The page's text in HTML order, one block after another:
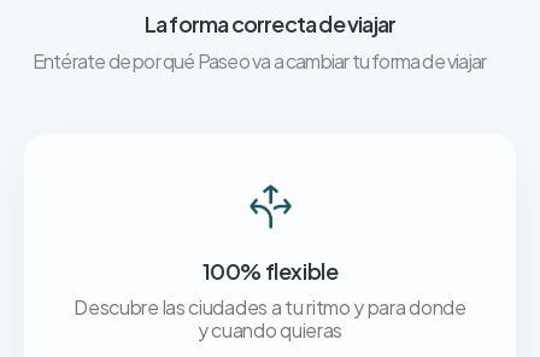
La forma correcta de viajar
Entérate de por qué Paseo va a cambiar tu forma de viajar
100% flexible
Descubre las ciudades a tu ritmo y para donde
y cuando quieras